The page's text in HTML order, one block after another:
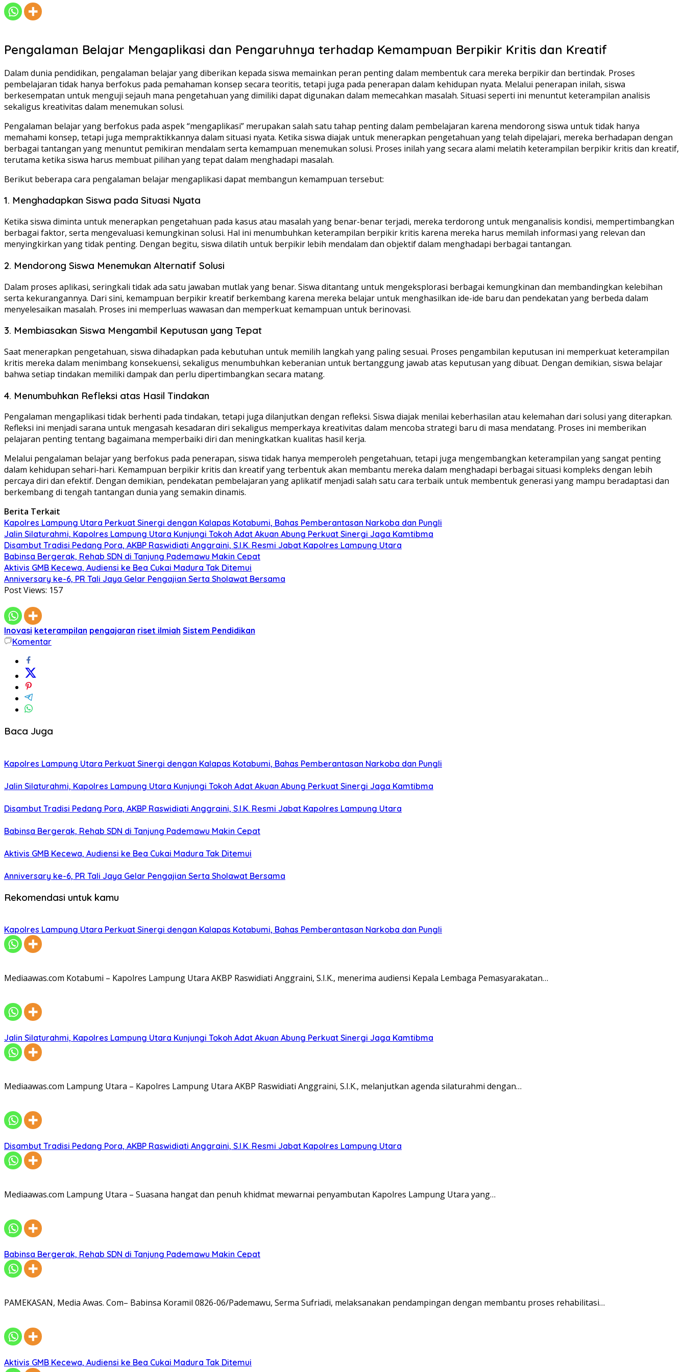
Pengalaman Belajar Mengaplikasi dan Pengaruhnya terhadap Kemampuan Berpikir Kritis dan Kreatif
Dalam dunia pendidikan, pengalaman belajar yang diberikan kepada siswa memainkan peran penting dalam membentuk cara mereka berpikir dan bertindak. Proses
pembelajaran tidak hanya berfokus pada pemahaman konsep secara teoritis, tetapi juga pada penerapan dalam kehidupan nyata. Melalui penerapan inilah, siswa
berkesempatan untuk menguji sejauh mana pengetahuan yang dimiliki dapat digunakan dalam memecahkan masalah. Situasi seperti ini menuntut keterampilan analisis
sekaligus kreativitas dalam menemukan solusi.
Pengalaman belajar yang berfokus pada aspek “mengaplikasi” merupakan salah satu tahap penting dalam pembelajaran karena mendorong siswa untuk tidak hanya
memahami konsep, tetapi juga mempraktikkannya dalam situasi nyata. Ketika siswa diajak untuk menerapkan pengetahuan yang telah dipelajari, mereka berhadapan dengan
berbagai tantangan yang menuntut pemikiran mendalam serta kemampuan menemukan solusi. Proses inilah yang secara alami melatih keterampilan berpikir kritis dan kreatif,
terutama ketika siswa harus membuat pilihan yang tepat dalam menghadapi masalah.
Berikut beberapa cara pengalaman belajar mengaplikasi dapat membangun kemampuan tersebut:
1. Menghadapkan Siswa pada Situasi Nyata
Ketika siswa diminta untuk menerapkan pengetahuan pada kasus atau masalah yang benar-benar terjadi, mereka terdorong untuk menganalisis kondisi, mempertimbangkan
berbagai faktor, serta mengevaluasi kemungkinan solusi. Hal ini menumbuhkan keterampilan berpikir kritis karena mereka harus memilah informasi yang relevan dan
menyingkirkan yang tidak penting. Dengan begitu, siswa dilatih untuk berpikir lebih mendalam dan objektif dalam menghadapi berbagai tantangan.
2. Mendorong Siswa Menemukan Alternatif Solusi
Dalam proses aplikasi, seringkali tidak ada satu jawaban mutlak yang benar. Siswa ditantang untuk mengeksplorasi berbagai kemungkinan dan membandingkan kelebihan
serta kekurangannya. Dari sini, kemampuan berpikir kreatif berkembang karena mereka belajar untuk menghasilkan ide-ide baru dan pendekatan yang berbeda dalam
menyelesaikan masalah. Proses ini memperluas wawasan dan memperkuat kemampuan untuk berinovasi.
3. Membiasakan Siswa Mengambil Keputusan yang Tepat
Saat menerapkan pengetahuan, siswa dihadapkan pada kebutuhan untuk memilih langkah yang paling sesuai. Proses pengambilan keputusan ini memperkuat keterampilan
kritis mereka dalam menimbang konsekuensi, sekaligus menumbuhkan keberanian untuk bertanggung jawab atas keputusan yang dibuat. Dengan demikian, siswa belajar
bahwa setiap tindakan memiliki dampak dan perlu dipertimbangkan secara matang.
4. Menumbuhkan Refleksi atas Hasil Tindakan
Pengalaman mengaplikasi tidak berhenti pada tindakan, tetapi juga dilanjutkan dengan refleksi. Siswa diajak menilai keberhasilan atau kelemahan dari solusi yang diterapkan.
Refleksi ini menjadi sarana untuk mengasah kesadaran diri sekaligus memperkaya kreativitas dalam mencoba strategi baru di masa mendatang. Proses ini memberikan
pelajaran penting tentang bagaimana memperbaiki diri dan meningkatkan kualitas hasil kerja.
Melalui pengalaman belajar yang berfokus pada penerapan, siswa tidak hanya memperoleh pengetahuan, tetapi juga mengembangkan keterampilan yang sangat penting
dalam kehidupan sehari-hari. Kemampuan berpikir kritis dan kreatif yang terbentuk akan membantu mereka dalam menghadapi berbagai situasi kompleks dengan lebih
percaya diri dan efektif. Dengan demikian, pendekatan pembelajaran yang aplikatif menjadi salah satu cara terbaik untuk membentuk generasi yang mampu beradaptasi dan
berkembang di tengah tantangan dunia yang semakin dinamis.
Berita Terkait
Kapolres Lampung Utara Perkuat Sinergi dengan Kalapas Kotabumi, Bahas Pemberantasan Narkoba dan Pungli
Jalin Silaturahmi, Kapolres Lampung Utara Kunjungi Tokoh Adat Akuan Abung Perkuat Sinergi Jaga Kamtibma
Disambut Tradisi Pedang Pora, AKBP Raswidiati Anggraini, S.I.K. Resmi Jabat Kapolres Lampung Utara
Babinsa Bergerak, Rehab SDN di Tanjung Pademawu Makin Cepat
Aktivis GMB Kecewa, Audiensi ke Bea Cukai Madura Tak Ditemui
Anniversary ke-6, PR Tali Jaya Gelar Pengajian Serta Sholawat Bersama
Post Views: 157
Inovasi keterampilan pengajaran riset ilmiah Sistem Pendidikan
Komentar
Baca Juga
Kapolres Lampung Utara Perkuat Sinergi dengan Kalapas Kotabumi, Bahas Pemberantasan Narkoba dan Pungli
Jalin Silaturahmi, Kapolres Lampung Utara Kunjungi Tokoh Adat Akuan Abung Perkuat Sinergi Jaga Kamtibma
Disambut Tradisi Pedang Pora, AKBP Raswidiati Anggraini, S.I.K. Resmi Jabat Kapolres Lampung Utara
Babinsa Bergerak, Rehab SDN di Tanjung Pademawu Makin Cepat
Aktivis GMB Kecewa, Audiensi ke Bea Cukai Madura Tak Ditemui
Anniversary ke-6, PR Tali Jaya Gelar Pengajian Serta Sholawat Bersama
Rekomendasi untuk kamu
Kapolres Lampung Utara Perkuat Sinergi dengan Kalapas Kotabumi, Bahas Pemberantasan Narkoba dan Pungli
Mediaawas.com Kotabumi – Kapolres Lampung Utara AKBP Raswidiati Anggraini, S.I.K., menerima audiensi Kepala Lembaga Pemasyarakatan…
Jalin Silaturahmi, Kapolres Lampung Utara Kunjungi Tokoh Adat Akuan Abung Perkuat Sinergi Jaga Kamtibma
Mediaawas.com Lampung Utara – Kapolres Lampung Utara AKBP Raswidiati Anggraini, S.I.K., melanjutkan agenda silaturahmi dengan…
Disambut Tradisi Pedang Pora, AKBP Raswidiati Anggraini, S.I.K. Resmi Jabat Kapolres Lampung Utara
Mediaawas.com Lampung Utara – Suasana hangat dan penuh khidmat mewarnai penyambutan Kapolres Lampung Utara yang…
Babinsa Bergerak, Rehab SDN di Tanjung Pademawu Makin Cepat
PAMEKASAN, Media Awas. Com– Babinsa Koramil 0826-06/Pademawu, Serma Sufriadi, melaksanakan pendampingan dengan membantu proses rehabilitasi…
Aktivis GMB Kecewa, Audiensi ke Bea Cukai Madura Tak Ditemui